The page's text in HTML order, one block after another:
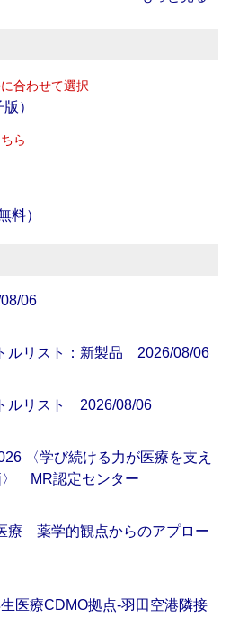
合わせて選択
）
ら
料）
06
ルリスト：新製品 2026/08/06
ルリスト 2026/08/06
〈学び続ける力が医療を支え
MR認定センター
療 薬学的観点からのアプロー
医療CDMO拠点‐羽田空港隣接